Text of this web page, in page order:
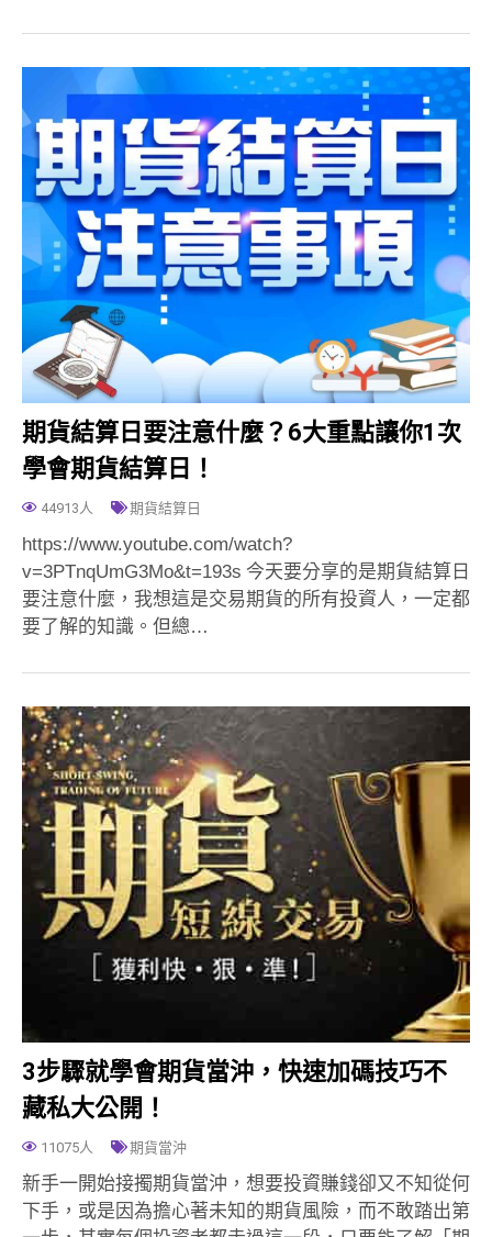
期貨結算日要注意什麼？6大重點讓你1次
學會期貨結算日！
44913人 期貨結算日
https://www.youtube.com/watch?
v=3PTnqUmG3Mo&t=193s 今天要分享的是期貨結算日
要注意什麼，我想這是交易期貨的所有投資人，一定都
要了解的知識。但總…
3步驟就學會期貨當沖，快速加碼技巧不
藏私大公開！
11075人 期貨當沖
新手一開始接擉期貨當沖，想要投資賺錢卻又不知從何
下手，或是因為擔心著未知的期貨風險，而不敢踏出第